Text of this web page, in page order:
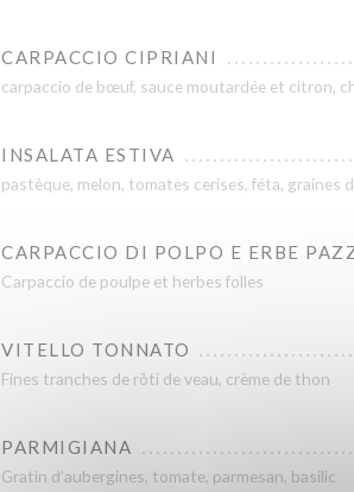
CARPACCIO CIPRIANI
carpaccio de bœuf, sauce moutardée et citron,
INSALATA ESTIVA
pastèque, melon, tomates cerises, féta, graines
CARPACCIO DI POLPO E ERBE
Carpaccio de poulpe et herbes folles
VITELLO TONNATO
Fines tranches de rôti de veau, crème de thon
PARMIGIANA
Gratin d’aubergines, tomate, parmesan, basilic